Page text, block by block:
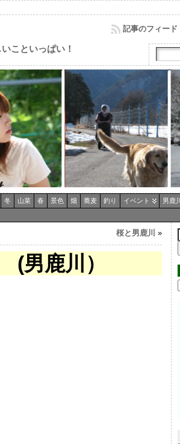
こといっぱい！
記事のフィード
冬 山菜 春 景色 畑 蕎麦 釣り イベント 男鹿川
桜と男鹿川 »
男鹿川）